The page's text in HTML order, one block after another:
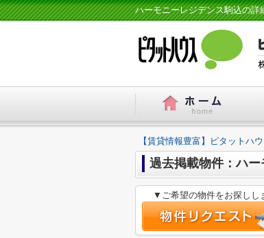
ハーモニーレジデンス駒込の
【賃貸情報豊富】ピタットハ
過去掲載物件：ハ
▼ご希望の物件をお探しし